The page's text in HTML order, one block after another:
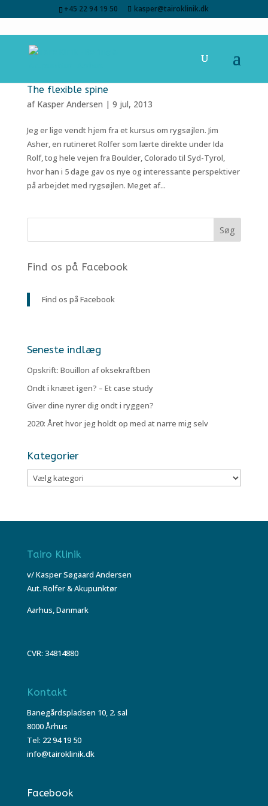
+45 22 94 19 50 kasper@tairoklinik.dk
The flexible spine
af Kasper Andersen | 9 jul, 2013
Jeg er lige vendt hjem fra et kursus om rygsøjlen. Jim
Asher, en rutineret Rolfer som lærte direkte under Ida
Rolf, tog hele vejen fra Boulder, Colorado til Syd-Tyrol,
hvor han i 5 dage gav os nye og interessante perspektiver
på arbejdet med rygsøjlen. Meget af...
Find os på Facebook
Find os på Facebook
Seneste indlæg
Opskrift: Bouillon af oksekraftben
Ondt i knæet igen? – Et case study
Giver dine nyrer dig ondt i ryggen?
2020: Året hvor jeg holdt op med at narre mig selv
Kategorier
Kategorier
Tairo Klinik
v/ Kasper Søgaard Andersen
Aut. Rolfer & Akupunktør
Aarhus, Danmark
CVR: 34814880
Kontakt
Banegårdspladsen 10, 2. sal
8000 Århus
Tel: 22 94 19 50
info@tairoklinik.dk
Facebook